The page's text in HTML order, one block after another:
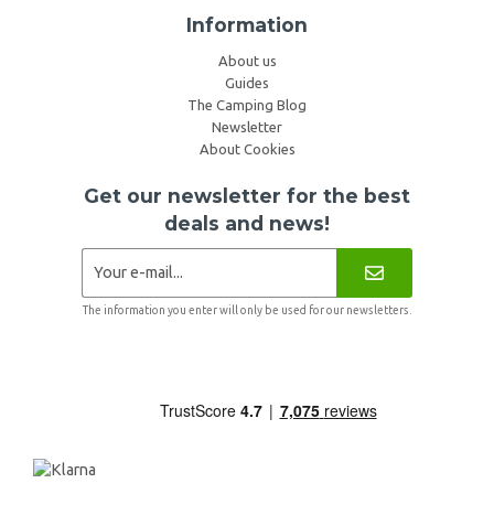
Information
About us
Guides
The Camping Blog
Newsletter
About Cookies
Get our newsletter for the best
deals and news!
The information you enter will only be used for our newsletters.